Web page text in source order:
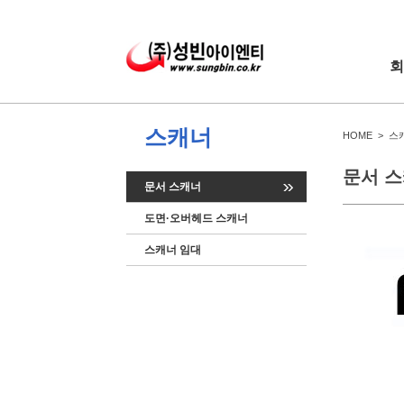
스캐너
문서 스캐너
도면·오버헤드 스캐너
스캐너 임대
HOME > 스
문서